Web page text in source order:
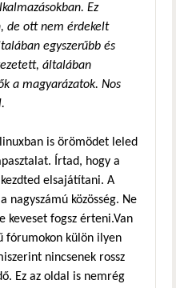
Ez
de ott nem érdekelt
egyszerűbb és
általában
a magyarázatok. Nos
is örömödet leled
Írtad, hogy a
elsajátítani. A
nagyszámú közösség. Ne
keveset fogsz érteni.Van
fórumokon külön ilyen
nincsenek rossz
Ez az oldal is nemrég